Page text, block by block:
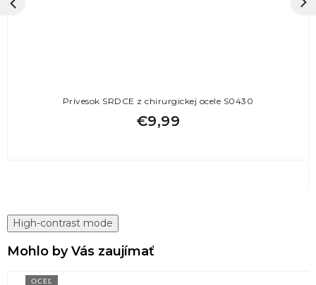
Prívesok SRDCE z chirurgickej ocele S0430
€9,99
High-contrast mode
Mohlo by Vás zaujímať
OCEĽ